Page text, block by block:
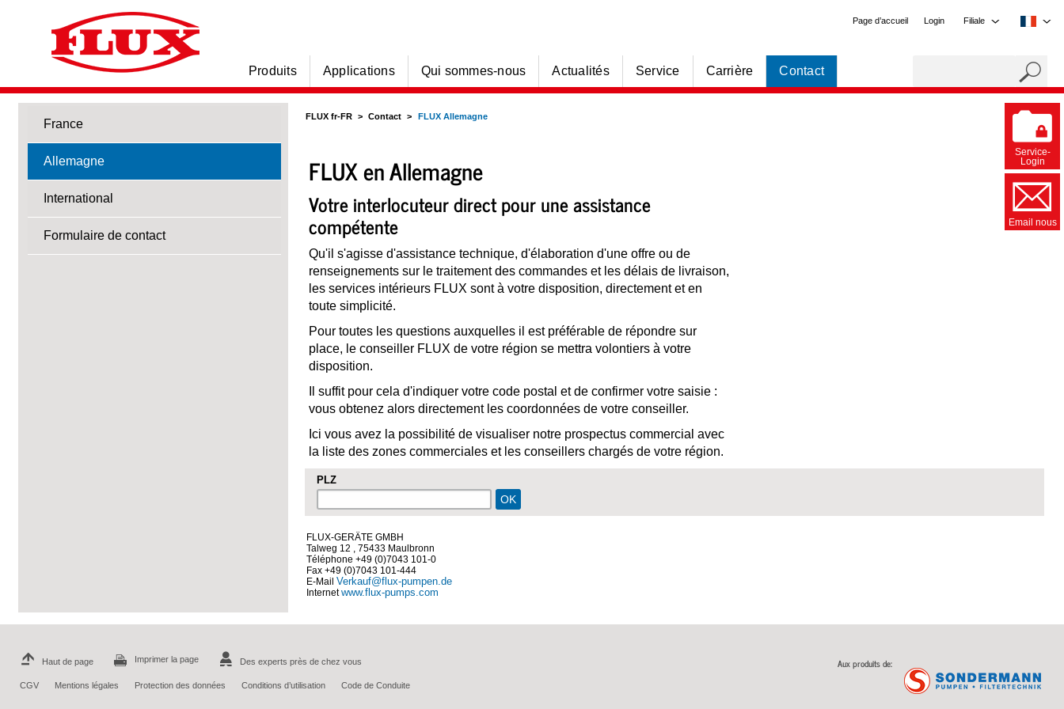
Filiale
Login
Page d’accueil
Produits Applications Qui sommes-nous Actualités Service Carrière Contact
Service-
Login
Email nous
France
Allemagne
International
Formulaire de contact
FLUX fr-FR Contact FLUX Allemagne
FLUX en Allemagne
Votre interlocuteur direct pour une assistance
compétente
Qu'il s'agisse d'assistance technique, d'élaboration d'une offre ou de
renseignements sur le traitement des commandes et les délais de livraison,
les services intérieurs FLUX sont à votre disposition, directement et en
toute simplicité.
Pour toutes les questions auxquelles il est préférable de répondre sur
place, le conseiller FLUX de votre région se mettra volontiers à votre
disposition.
Il suffit pour cela d'indiquer votre code postal et de confirmer votre saisie :
vous obtenez alors directement les coordonnées de votre conseiller.
Ici vous avez la possibilité de visualiser notre prospectus commercial avec
la liste des zones commerciales et les conseillers chargés de votre région.
PLZ
FLUX-GERÄTE GMBH
Talweg 12 , 75433 Maulbronn
Téléphone +49 (0)7043 101-0
Fax +49 (0)7043 101-444
E-Mail Verkauf@flux-pumpen.de
Internetwww.flux-pumps.com
Haut de page Imprimer la page Des experts près de chez vous
CGV Mentions légales Protection des données Conditions d’utilisation Code de Conduite
Aux produits de: